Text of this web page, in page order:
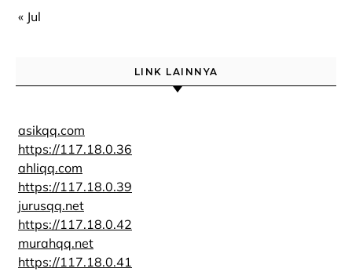
« Jul
LINK LAINNYA
asikqq.com
https://117.18.0.36
ahliqq.com
https://117.18.0.39
jurusqq.net
https://117.18.0.42
murahqq.net
https://117.18.0.41